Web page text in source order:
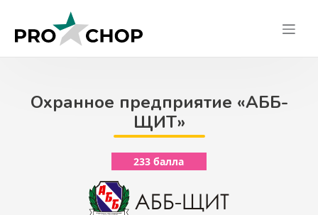
content
Охранное предприятие «АББ-
ЩИТ»
233 балла